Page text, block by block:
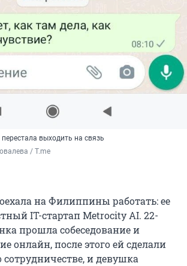
выходить на связь
/ T.me
на Филиппины работать: ее
IT-стартап Metrocity AI. 22-
прошла собеседование и
онлайн, после этого ей сделали
и девушка